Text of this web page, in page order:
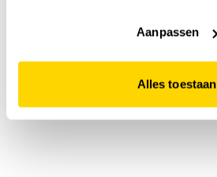
website niet optimaal functioneert.
Aanpassen
Alles toestaan